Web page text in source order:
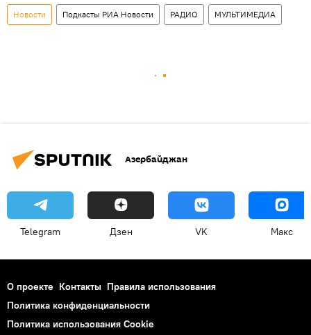
Новости Подкасты РИА Новости РАДИО МУЛЬТИМЕДИА
Азербайджан
Telegram Дзен VK Макс
О проекте Контакты Правила использования
Политика конфиденциальности
Политика использования Cookie